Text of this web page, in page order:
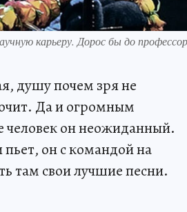
карьеру. Дорос бы до
душу почем зря не
Да и огромным
человек он неожиданный.
он с командой на
там свои лучшие песни.